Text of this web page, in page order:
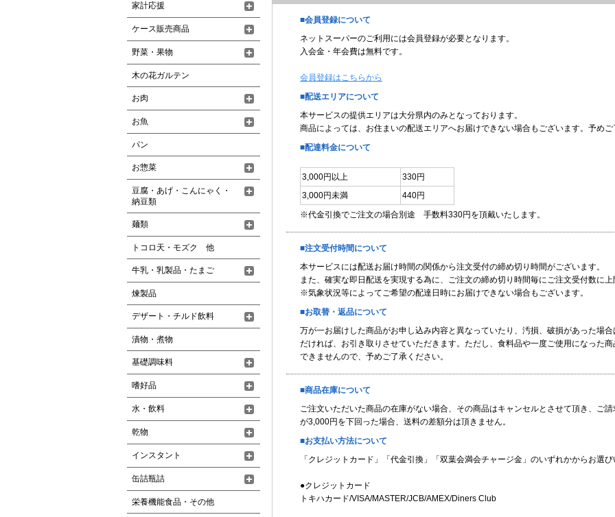
■会員登録について
ネットスーパーのご利用には会員登録が必要となります。
入会金・年会費は無料です。
会員登録はこちらから
■配送エリアについて
本サービスの提供エリアは大分県内のみとなっております。
商品によっては、お住まいの配送エリアへお届けできない場合もございます。予めご
■配達料金について
3,000円以上
330円
3,000円未満
440円
※代金引換でご注文の場合別途 手数料330円を頂戴いたします。
■注文受付時間について
本サービスには配送お届け時間の関係から注文受付の締め切り時間がございます。
また、確実な即日配送を実現する為に、ご注文の締め切り時間毎にご注文受付数に
※気象状況等によってご希望の配達日時にお届けできない場合もございます。
■お取替・返品について
万が一お届けした商品がお申し込み内容と異なっていたり、汚損、破損があった場
だければ、お引き取りさせていただきます。ただし、食料品や一度ご使用になった
できませんので、予めご了承ください。
■商品在庫について
ご注文いただいた商品の在庫がない場合、その商品はキャンセルとさせて頂き、ご
が3,000円を下回った場合、送料の差額分は頂きません。
■お支払い方法について
「クレジットカード」「代金引換」「双葉会満会チャージ金」のいずれかからお選び
●クレジットカード
トキハカード/VISA/MASTER/JCB/AMEX/Diners Club
家計応援
ケース販売商品
野菜・果物
木の花ガルテン
お肉
お魚
パン
お惣菜
豆腐・あげ・こんにゃく・
納豆類
麺類
トコロ天・モズク 他
牛乳・乳製品・たまご
煉製品
デザート・チルド飲料
漬物・煮物
基礎調味料
嗜好品
水・飲料
乾物
インスタント
缶詰瓶詰
栄養機能食品・その他